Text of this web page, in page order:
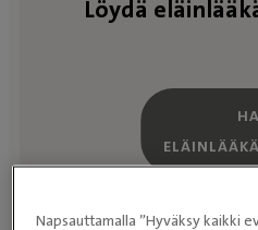
Löydä
Napsauttamalla ”Hyväksy kaikki